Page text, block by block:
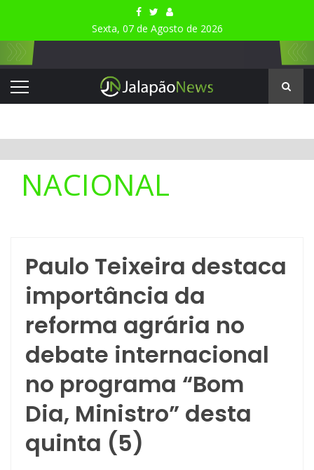
Sexta, 07 de Agosto de 2026
NACIONAL
Paulo Teixeira destaca
importância da
reforma agrária no
debate internacional
no programa “Bom
Dia, Ministro” desta
quinta (5)